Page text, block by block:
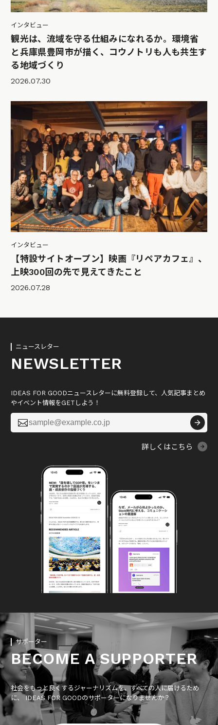
インタビュー
観光は、流域を守る仕組みになれるか。環境省
と兵庫県豊岡市が描く、コウノトリも人も共生す
る地域づくり
2026.07.30
インタビュー
【特設サイトオープン】映画『リペアカフェ』、
上映300回の先で見えてきたこと
2026.07.28
ニュースレター
NEWSLETTER
IDEAS FOR GOODニュースレターに無料登録して、人気記事まとめ
やイベント情報をGETしよう！

詳しくはこちら
サポーター
BECOME A SUPPORTER
社会をもっと良くするジャーナリズムを、すべての人に届けるため
に、 IDEAS FOR GOODのサポーターになりませんか？